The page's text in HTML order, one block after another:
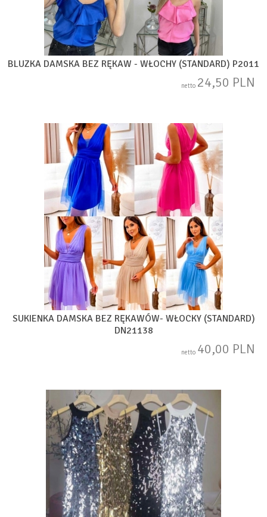
BLUZKA DAMSKA BEZ RĘKAW - WŁOCHY (STANDARD) P2011
netto 24,50 PLN
SUKIENKA DAMSKA BEZ RĘKAWÓW- WŁOCKY (STANDARD)
DN21138
netto 40,00 PLN